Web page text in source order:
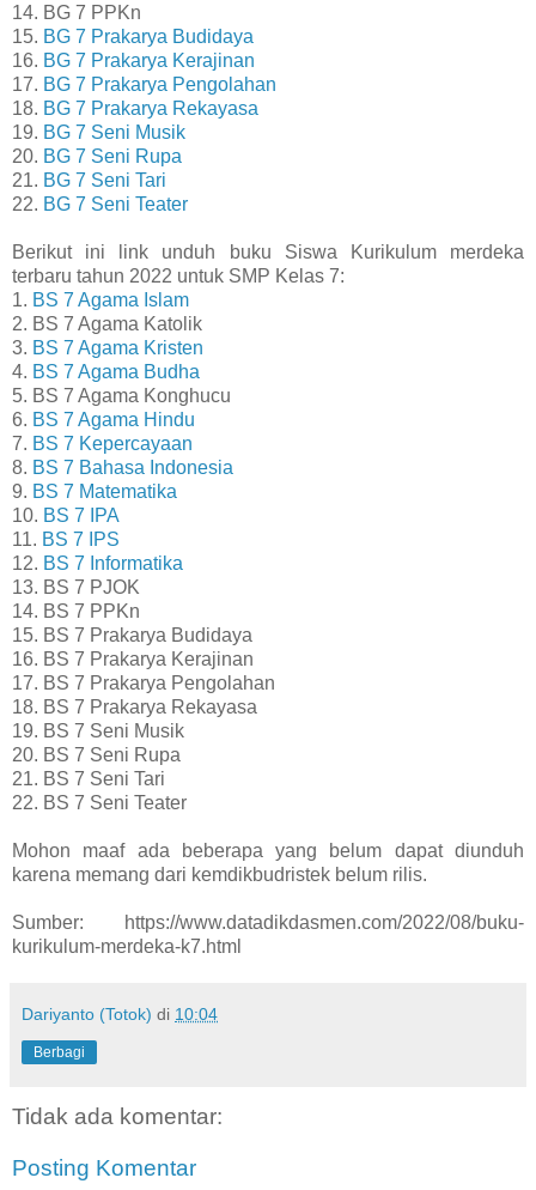
14. BG 7 PPKn
15. BG 7 Prakarya Budidaya
16. BG 7 Prakarya Kerajinan
17. BG 7 Prakarya Pengolahan
18. BG 7 Prakarya Rekayasa
19. BG 7 Seni Musik
20. BG 7 Seni Rupa
21. BG 7 Seni Tari
22. BG 7 Seni Teater
Berikut ini link unduh buku Siswa Kurikulum merdeka
terbaru tahun 2022 untuk SMP Kelas 7:
1. BS 7 Agama Islam
2. BS 7 Agama Katolik
3. BS 7 Agama Kristen
4. BS 7 Agama Budha
5. BS 7 Agama Konghucu
6. BS 7 Agama Hindu
7. BS 7 Kepercayaan
8. BS 7 Bahasa Indonesia
9. BS 7 Matematika
10. BS 7 IPA
11. BS 7 IPS
12. BS 7 Informatika
13. BS 7 PJOK
14. BS 7 PPKn
15. BS 7 Prakarya Budidaya
16. BS 7 Prakarya Kerajinan
17. BS 7 Prakarya Pengolahan
18. BS 7 Prakarya Rekayasa
19. BS 7 Seni Musik
20. BS 7 Seni Rupa
21. BS 7 Seni Tari
22. BS 7 Seni Teater
Mohon maaf ada beberapa yang belum dapat diunduh
karena memang dari kemdikbudristek belum rilis.
Sumber: https://www.datadikdasmen.com/2022/08/buku-
kurikulum-merdeka-k7.html
Dariyanto (Totok) di 10:04
Berbagi
Tidak ada komentar:
Posting Komentar